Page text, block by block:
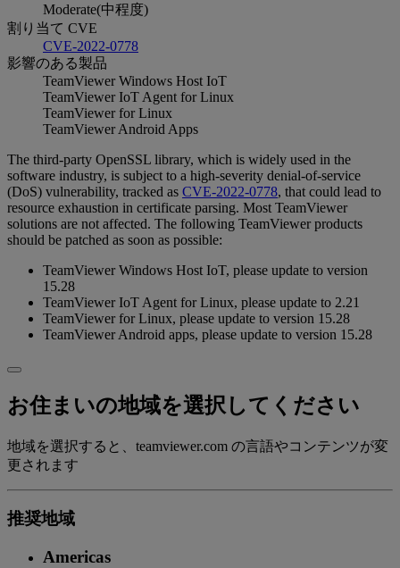
Moderate(中程度)
割り当て CVE
CVE-2022-0778
影響のある製品
TeamViewer Windows Host IoT
TeamViewer IoT Agent for Linux
TeamViewer for Linux
TeamViewer Android Apps
The third-party OpenSSL library, which is widely used in the
software industry, is subject to a high-severity denial-of-service
(DoS) vulnerability, tracked as CVE-2022-0778, that could lead to
resource exhaustion in certificate parsing. Most TeamViewer
solutions are not affected. The following TeamViewer products
should be patched as soon as possible:
TeamViewer Windows Host IoT, please update to version
15.28
TeamViewer IoT Agent for Linux, please update to 2.21
TeamViewer for Linux, please update to version 15.28
TeamViewer Android apps, please update to version 15.28
お住まいの地域を選択してください
地域を選択すると、teamviewer.com の言語やコンテンツが変
更されます
推奨地域
Americas